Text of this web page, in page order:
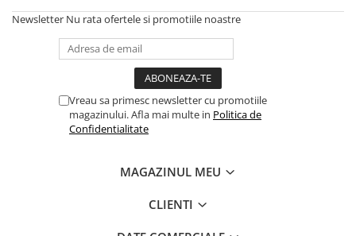
Case-uri DJ
Console DJ
Controllere MIDI - USB DAW
Newsletter Nu rata ofertele si promotiile noastre
Vreau sa primesc newsletter cu promotiile
magazinului. Afla mai multe in Politica de
Confidentialitate
MAGAZINUL MEU
CLIENTI